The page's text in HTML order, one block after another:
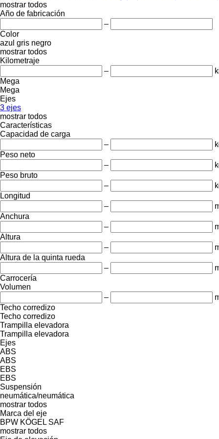
mostrar todos
Año de fabricación
–
Color
azul gris negro
mostrar todos
Kilometraje
–
Mega
Mega
Ejes
3 ejes
mostrar todos
Características
Capacidad de carga
–
Peso neto
–
Peso bruto
–
Longitud
–
Anchura
–
Altura
–
Altura de la quinta rueda
–
Carrocería
Volumen
–
Techo corredizo
Techo corredizo
Trampilla elevadora
Trampilla elevadora
Ejes
ABS
ABS
EBS
EBS
Suspensión
neumática/neumática
mostrar todos
Marca del eje
BPW KÖGEL SAF
mostrar todos